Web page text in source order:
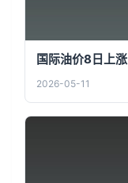
国际油价8日上涨
2026-05-11